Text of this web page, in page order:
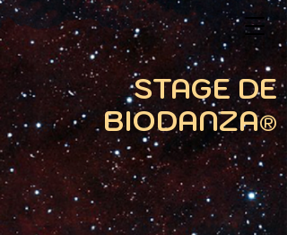
STAGE DE
BIODANZA®